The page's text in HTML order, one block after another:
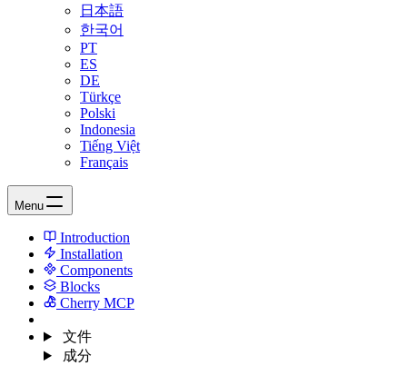
日本語
한국어
PT
ES
DE
Türkçe
Polski
Indonesia
Tiếng Việt
Français
Menu
Introduction
Installation
Components
Blocks
Cherry MCP
文件
成分